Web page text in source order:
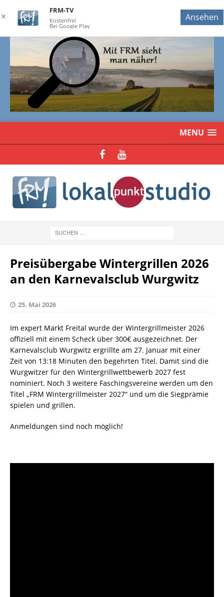
MENU
Preisübergabe Wintergrillen 2026
an den Karnevalsclub Wurgwitz
25. Mai 2026
Im expert Markt Freital wurde der Wintergrillmeister 2026
offiziell mit einem Scheck über 300€ ausgezeichnet. Der
Karnevalsclub Wurgwitz ergrillte am 27. Januar mit einer
Zeit von 13:18 Minuten den begehrten Titel. Damit sind die
Wurgwitzer für den Wintergrillwettbewerb 2027 fest
nominiert. Noch 3 weitere Faschingsvereine werden um den
Titel „FRM Wintergrillmeister 2027“ und um die Siegprämie
spielen und grillen.
Anmeldungen sind noch möglich!
✕
FRM-TV
Kostenfrei
Bei Google Play
Ansehen